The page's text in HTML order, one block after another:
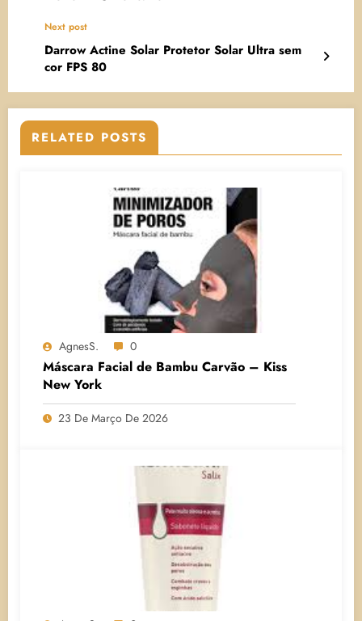
Next post
Darrow Actine Solar Protetor Solar Ultra sem
cor FPS 80
RELATED POSTS
AgnesS. 0
Máscara Facial de Bambu Carvão – Kiss
New York
23 De Março De 2026